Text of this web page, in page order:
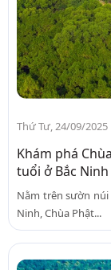
Thứ Tư, 24/09/2025
Khám phá
tuổi ở Bắc Ninh
Nằm trên sườn núi
Ninh, Chùa Phật...